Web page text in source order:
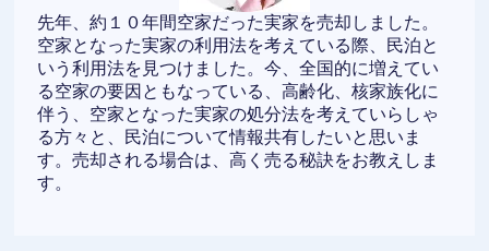
先年、約１０年間空家だった実家を売却しました。
空家となった実家の利用法を考えている際、民泊と
いう利用法を見つけました。今、全国的に増えてい
る空家の要因ともなっている、高齢化、核家族化に
伴う、空家となった実家の処分法を考えていらしゃ
る方々と、民泊について情報共有したいと思いま
す。売却される場合は、高く売る秘訣をお教えしま
す。